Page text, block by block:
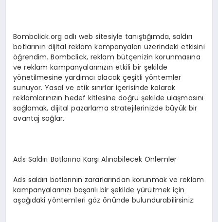
Bombclick.org adlı web sitesiyle tanıştığımda, saldırı
botlarının dijital reklam kampanyaları üzerindeki etkisini
öğrendim. Bombclick, reklam bütçenizin korunmasına
ve reklam kampanyalarınızın etkili bir şekilde
yönetilmesine yardımcı olacak çeşitli yöntemler
sunuyor. Yasal ve etik sınırlar içerisinde kalarak
reklamlarınızın hedef kitlesine doğru şekilde ulaşmasını
sağlamak, dijital pazarlama stratejilerinizde büyük bir
avantaj sağlar.
Ads Saldırı Botlarına Karşı Alınabilecek Önlemler
Ads saldırı botlarının zararlarından korunmak ve reklam
kampanyalarınızı başarılı bir şekilde yürütmek için
aşağıdaki yöntemleri göz önünde bulundurabilirsiniz: